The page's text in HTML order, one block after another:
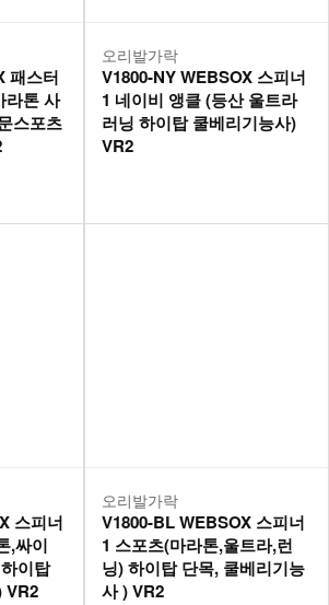
패스터
라톤 사
스포츠
오리발가락
V1800-NY WEBSOX 스피너
1 네이비 앵클 (등산 울트라
러닝 하이탑 쿨베리기능사)
VR2
스피너
,싸이
이탑
VR2
오리발가락
V1800-BL WEBSOX 스피너
1 스포츠(마라톤,울트라,런
닝) 하이탑 단목, 쿨베리기능
사 ) VR2